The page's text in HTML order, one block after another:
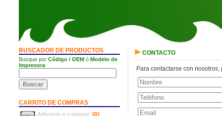
CONTACTO
Para contactarse con
BUSCADOR DE PRODUCTOS
Busque por Código / OEM ó Modelo de
Impresora
CARRITO DE COMPRAS
Artículos a comprar: (0)